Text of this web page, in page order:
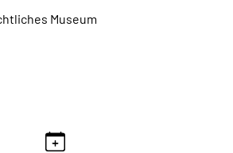
Museum